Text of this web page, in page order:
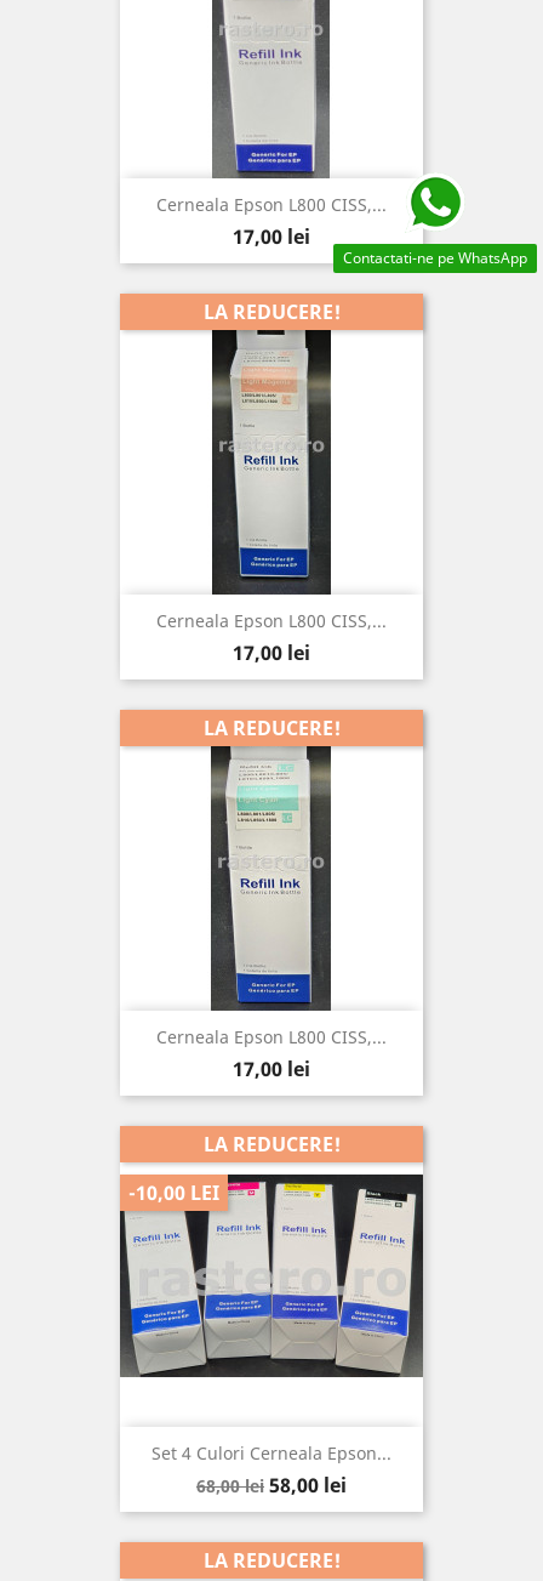
Cerneala Epson L800 CISS,...
Pret
17,00 lei
Cerneala Epson L800 CISS,...
Pret
17,00 lei
LA REDUCERE!
Cerneala Epson L800 CISS,...
Pret
17,00 lei
LA REDUCERE!
Set 4 Culori Cerneala Epson...
Pret
de
68,00 lei Pret
58,00 lei
LA REDUCERE!
-10,00 LEI
LA REDUCERE!
Contactati-ne pe WhatsApp